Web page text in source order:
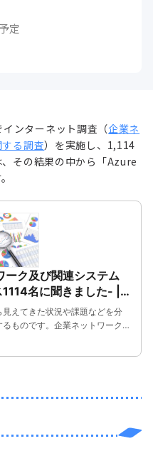
定
ンターネット調査（企業ネ
る調査）を実施し、1,114
その結果の中から「Azure
ーク及び関連システム
名に聞きました- |
えてきた状況や課題などを分
ものです。企業ネットワーク
ステム部門の担当者様、お客